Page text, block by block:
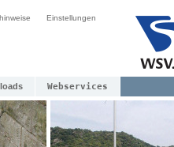
Einstellungen
Webservices